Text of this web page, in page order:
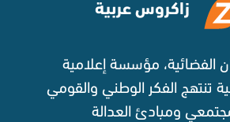
زاكروس عربية
مؤسسة إعلامية
تنتهج الفكر الوطني والقومي
ومبادئ العدالة